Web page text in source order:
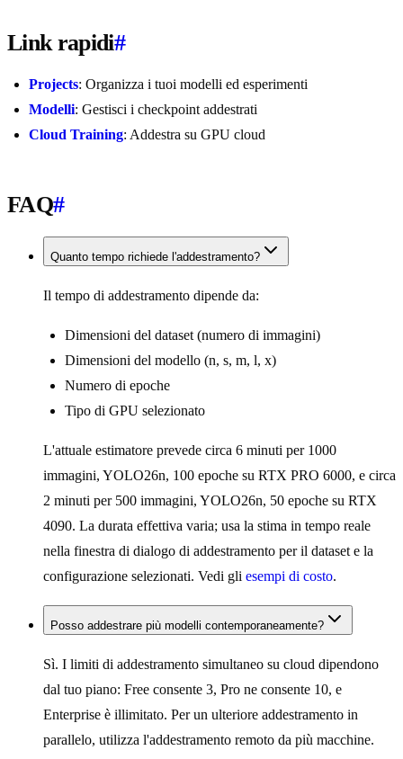
Link rapidi#
Projects: Organizza i tuoi modelli ed esperimenti
Modelli: Gestisci i checkpoint addestrati
Cloud Training: Addestra su GPU cloud
FAQ#
Quanto tempo richiede l'addestramento?
Il tempo di addestramento dipende da:
Dimensioni del dataset (numero di immagini)
Dimensioni del modello (n, s, m, l, x)
Numero di epoche
Tipo di GPU selezionato
L'attuale estimatore prevede circa 6 minuti per 1000
immagini, YOLO26n, 100 epoche su RTX PRO 6000, e circa
2 minuti per 500 immagini, YOLO26n, 50 epoche su RTX
4090. La durata effettiva varia; usa la stima in tempo reale
nella finestra di dialogo di addestramento per il dataset e la
configurazione selezionati. Vedi gli esempi di costo.
Posso addestrare più modelli contemporaneamente?
Sì. I limiti di addestramento simultaneo su cloud dipendono
dal tuo piano: Free consente 3, Pro ne consente 10, e
Enterprise è illimitato. Per un ulteriore addestramento in
parallelo, utilizza l'addestramento remoto da più macchine.